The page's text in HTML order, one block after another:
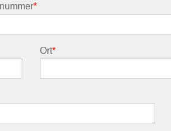
*
Ort*